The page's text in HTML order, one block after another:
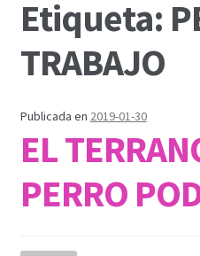
CORREA DERBY
CORREA FUJI
CORREA IGUAZÚ
CORREA REFLEX
Etiqueta:
TRABAJO
Publicada en 2019-01-30
EL
PERRO